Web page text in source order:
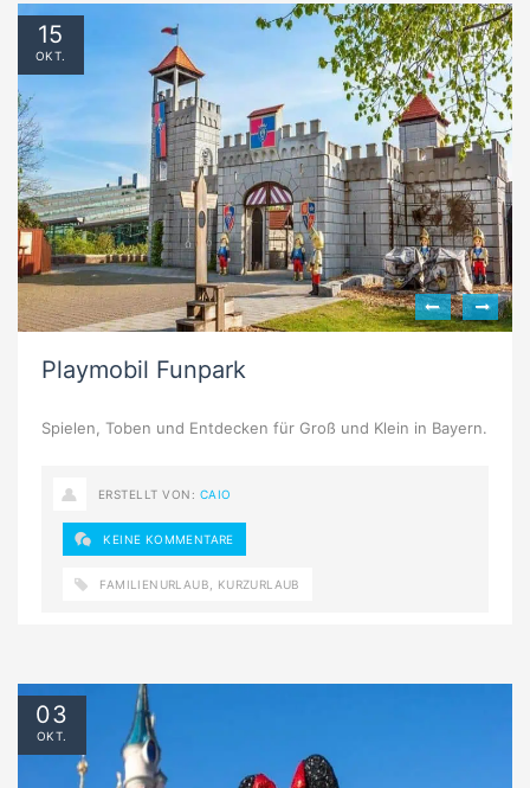
Playmobil Funpark
Spielen, Toben und Entdecken für Groß und Klein in Bayern.
15
OKT.
ERSTELLT VON: CAIO
KEINE KOMMENTARE
FAMILIENURLAUB KURZURLAUB
03
OKT.